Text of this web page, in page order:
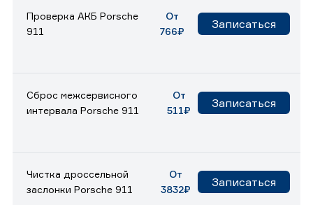
Проверка АКБ Porsche
911
От
766₽
Записаться
Сброс межсервисного
интервала Porsche 911
От
511₽
Записаться
Чистка дроссельной
заслонки Porsche 911
От
3832₽
Записаться